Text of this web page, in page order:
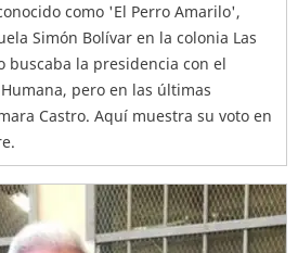
como 'El Perro Amarilo',
Simón Bolívar en la colonia Las
buscaba la presidencia con el
pero en las últimas
Castro. Aquí muestra su voto en